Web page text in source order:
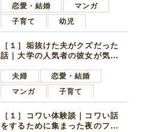
恋愛・結婚
マンガ
子育て
幼児
［１］垢抜けた夫がクズだった
話｜大学の人気者の彼女が気に
子学生
夫婦
恋愛・結婚
マンガ
子育て
［１］コワい体験談｜コワい話
をするために集まった夜のファ